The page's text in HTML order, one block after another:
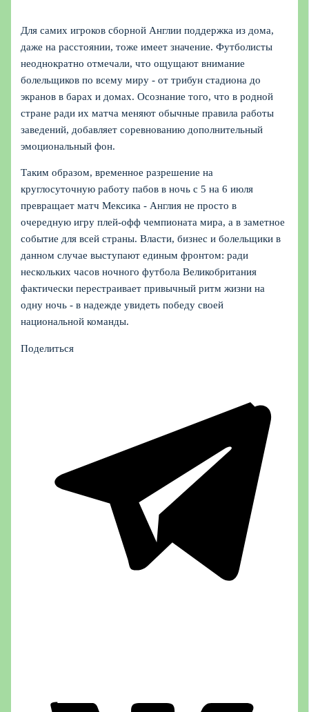
Для самих игроков сборной Англии поддержка из дома,
даже на расстоянии, тоже имеет значение. Футболисты
неоднократно отмечали, что ощущают внимание
болельщиков по всему миру - от трибун стадиона до
экранов в барах и домах. Осознание того, что в родной
стране ради их матча меняют обычные правила работы
заведений, добавляет соревнованию дополнительный
эмоциональный фон.
Таким образом, временное разрешение на
круглосуточную работу пабов в ночь с 5 на 6 июля
превращает матч Мексика - Англия не просто в
очередную игру плей-офф чемпионата мира, а в заметное
событие для всей страны. Власти, бизнес и болельщики в
данном случае выступают единым фронтом: ради
нескольких часов ночного футбола Великобритания
фактически перестраивает привычный ритм жизни на
одну ночь - в надежде увидеть победу своей
национальной команды.
Поделиться